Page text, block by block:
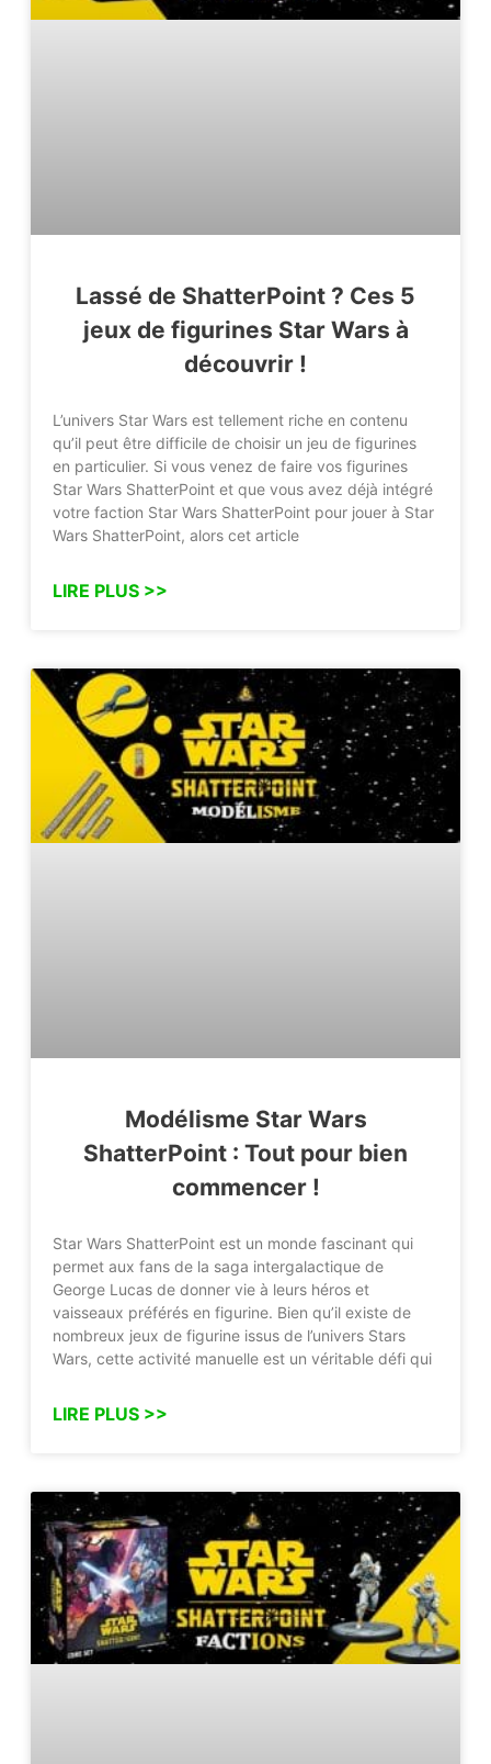
Lassé de ShatterPoint ? Ces 5
jeux de figurines Star Wars à
découvrir !
L’univers Star Wars est tellement riche en contenu
qu’il peut être difficile de choisir un jeu de figurines
en particulier. Si vous venez de faire vos figurines
Star Wars ShatterPoint et que vous avez déjà intégré
votre faction Star Wars ShatterPoint pour jouer à Star
Wars ShatterPoint, alors cet article
LIRE PLUS >>
Modélisme Star Wars
ShatterPoint : Tout pour bien
commencer !
Star Wars ShatterPoint est un monde fascinant qui
permet aux fans de la saga intergalactique de
George Lucas de donner vie à leurs héros et
vaisseaux préférés en figurine. Bien qu’il existe de
nombreux jeux de figurine issus de l’univers Stars
Wars, cette activité manuelle est un véritable défi qui
LIRE PLUS >>